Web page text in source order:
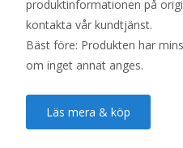
produktinformationen på
kontakta vår kundtjänst.
Bäst före: Produkten har
om inget annat anges.
Läs mera & köp